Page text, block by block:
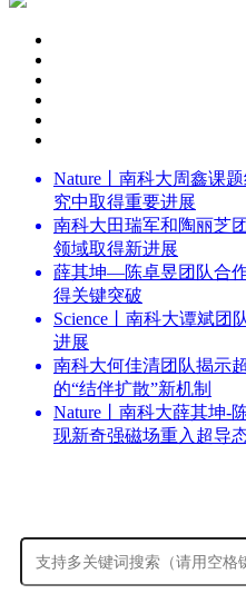
Nature丨南科大周鑫课
究中取得重要进展
南科大田瑞军和陶丽芝
领域取得新进展
薛其坤—陈卓昱团队合
得关键突破
Science丨南科大谭斌团
进展
南科大何佳清团队揭示
的“结伴扩散”新机制
Nature丨南科大薛其坤-
现新奇强磁场重入超导